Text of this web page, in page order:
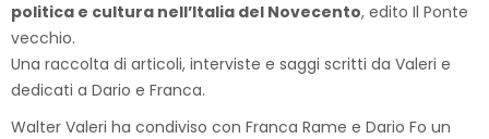
politica e cultura nell’Italia del Novecento, edito Il Ponte
vecchio.
Una raccolta di articoli, interviste e saggi scritti da Valeri e
dedicati a Dario e Franca.
Walter Valeri ha condiviso con Franca Rame e Dario Fo un